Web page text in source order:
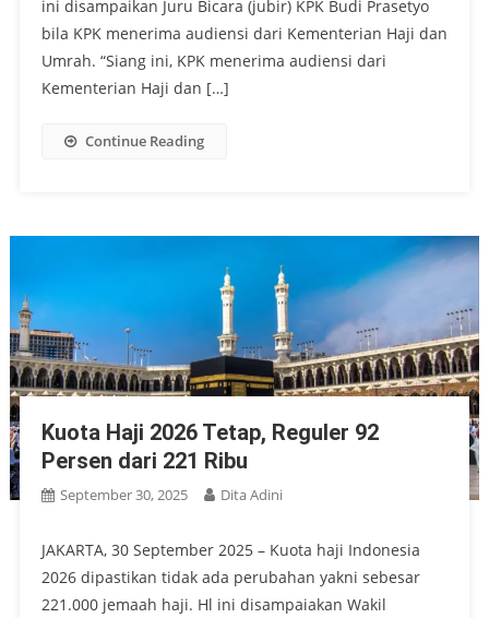
ini disampaikan Juru Bicara (jubir) KPK Budi Prasetyo
bila KPK menerima audiensi dari Kementerian Haji dan
Umrah. “Siang ini, KPK menerima audiensi dari
Kementerian Haji dan […]
Continue Reading
Kuota Haji 2026 Tetap, Reguler 92
Persen dari 221 Ribu
September 30, 2025 Dita Adini
JAKARTA, 30 September 2025 – Kuota haji Indonesia
2026 dipastikan tidak ada perubahan yakni sebesar
221.000 jemaah haji. Hl ini disampaiakan Wakil